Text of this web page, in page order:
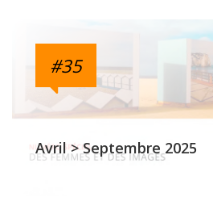
#35
Avril > Septembre 2025